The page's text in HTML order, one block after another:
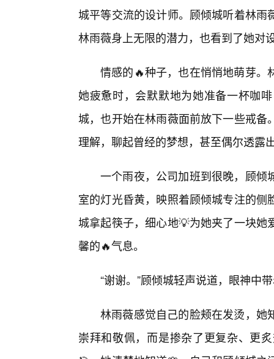
城平等交流的设计师。顾倾城听着林
林雨薇身上无限的潜力，也看到了她对
情感的🔥种子，也在悄悄地萌芽。
她疲惫时，会默默地为她准备一杯咖
城，也开始在林雨薇面前放下一些戒
理解，聊起曾经的梦想，甚至偶尔透露
一个雨夜，公司加班到很晚，顾倾
室的灯光昏黄，映照着顾倾城专注的
城拿起筷子，细心地💡为她夹了一块
馨的🔥气息。
“谢谢。”顾倾城轻声说道，眼神中
林雨薇感觉自己的脸颊在发烫，她
崇拜和敬佩，而是掺杂了更复杂、更